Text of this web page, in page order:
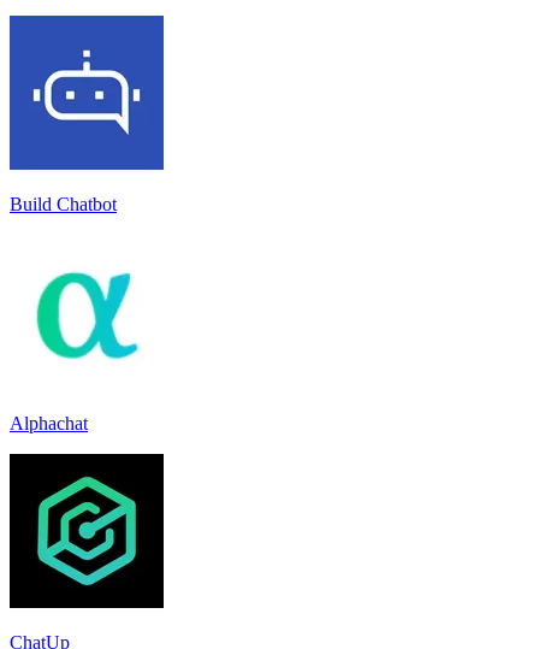
Build Chatbot
Alphachat
ChatUp